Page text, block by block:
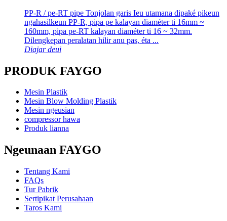
PP-R / pe-RT pipe Tonjolan garis Ieu utamana dipaké pikeun
ngahasilkeun PP-R, pipa pe kalayan diaméter ti 16mm ~
160mm, pipa pe-RT kalayan diaméter ti 16 ~ 32mm.
Dilengkepan peralatan hilir anu pas, éta ...
Diajar deui
PRODUK FAYGO
Mesin Plastik
Mesin Blow Molding Plastik
Mesin ngeusian
compressor hawa
Produk lianna
Ngeunaan FAYGO
Tentang Kami
FAQs
Tur Pabrik
Sertipikat Perusahaan
Taros Kami